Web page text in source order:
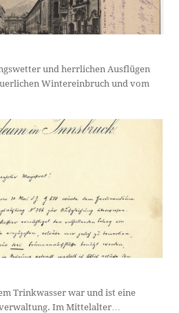
und herrlichen Ausflügen
Wintereinbruch und vom
Trinkwasser war und ist eine
Im Mittelalter…